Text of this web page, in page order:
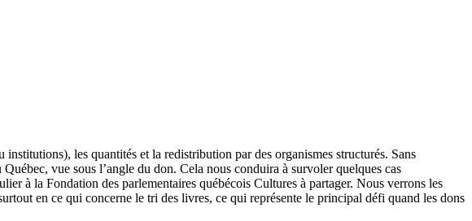
les quantités et la redistribution par des organismes structurés. Sans
vue sous l’angle du don. Cela nous conduira à survoler quelques cas
à la Fondation des parlementaires québécois Cultures à partager. Nous verrons les
en ce qui concerne le tri des livres, ce qui représente le principal défi quand les dons